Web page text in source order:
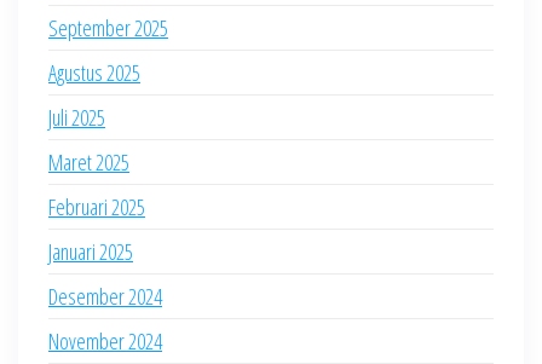
September 2025
Agustus 2025
Juli 2025
Maret 2025
Februari 2025
Januari 2025
Desember 2024
November 2024